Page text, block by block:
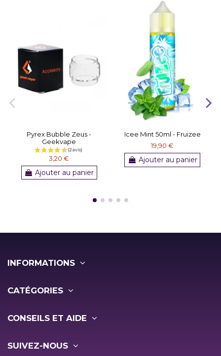
Pyrex Bubble Zeus -
Geekvape
3,20 €
Ajouter au panier
Icee Mint 50ml - Fruizee
19,90 €
Ajouter au panier
INFORMATIONS
CATÉGORIES
CONSEILS ET AIDE
SUIVEZ-NOUS